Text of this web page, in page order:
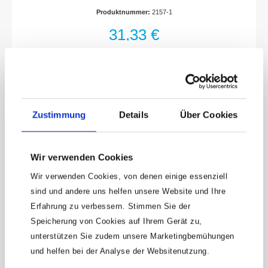
Zustimmung Details Über Cookies
Wir verwenden Cookies
Wir verwenden Cookies, von denen einige essenziell
sind und andere uns helfen unsere Website und Ihre
Erfahrung zu verbessern. Stimmen Sie der
Speicherung von Cookies auf Ihrem Gerät zu,
unterstützen Sie zudem unsere Marketingbemühungen
und helfen bei der Analyse der Websitenutzung.
SicherungDaumenkissen zur
gelenkschonenden ArbeitLänge eingeklappt:
100 mmAbmessungen / Länge: 159.9
Produktnummer: 2157-1
31,33 €
Keine Angebote
mehr verpassen!
15 € Gutschein* sichern!